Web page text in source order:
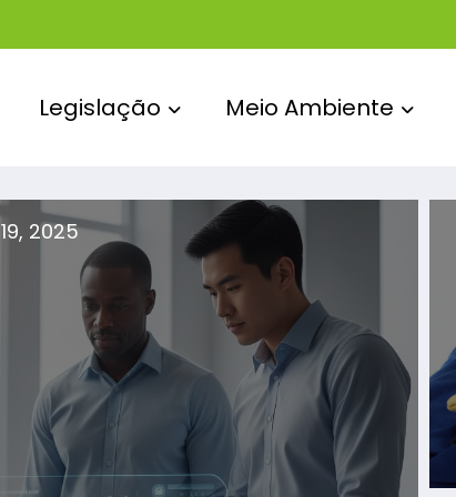
Legislação Meio Ambiente
October 13, 2025